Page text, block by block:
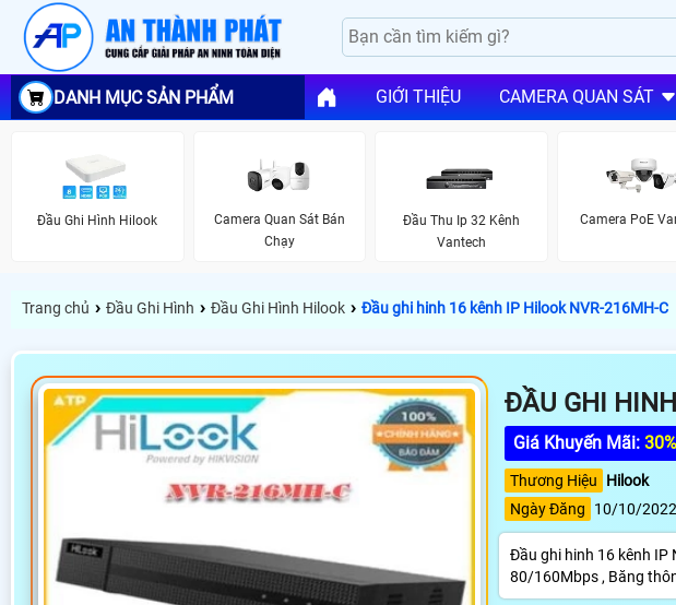
DANH MỤC SẢN PHẨM GIỚI THIỆU CAMERA QUAN SÁT
Đầu Ghi Hình Hilook
Camera Quan Sát Bán
Chạy
Đầu Thu Ip 32 Kênh
Vantech
Camera PoE
Trang chủ › Đầu Ghi Hình › Đầu Ghi Hình Hilook › Đầu ghi hinh 16 kênh IP Hilook NVR-216MH-C
ĐẦU GHI
Giá Khuyến Mãi: 30%
Thương Hiệu
Hilook
Ngày Đăng
10/10/
Đầu ghi hinh 16 kênh IP
80/160Mbps , Băng